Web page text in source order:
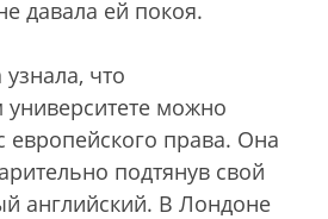
давала ей покоя.
что
можно
европейского права. Она
подтянув свой
английский. В Лондоне